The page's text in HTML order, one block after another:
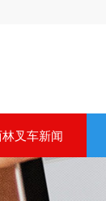
叉车新闻